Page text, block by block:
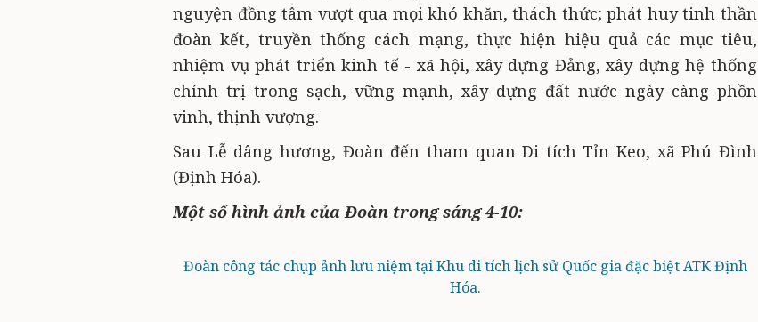
nguyện đồng tâm vượt qua mọi khó khăn, thách thức; phát huy tinh thần
đoàn kết, truyền thống cách mạng, thực hiện hiệu quả các mục tiêu,
nhiệm vụ phát triển kinh tế - xã hội, xây dựng Đảng, xây dựng hệ thống
chính trị trong sạch, vững mạnh, xây dựng đất nước ngày càng phồn
vinh, thịnh vượng.
Sau Lễ dâng hương, Đoàn đến tham quan Di tích Tỉn Keo, xã Phú Đình
(Định Hóa).
Một số hình ảnh của Đoàn trong sáng 4-10:
Đoàn công tác chụp ảnh lưu niệm tại Khu di tích lịch sử Quốc gia đặc biệt ATK Định
Hóa.